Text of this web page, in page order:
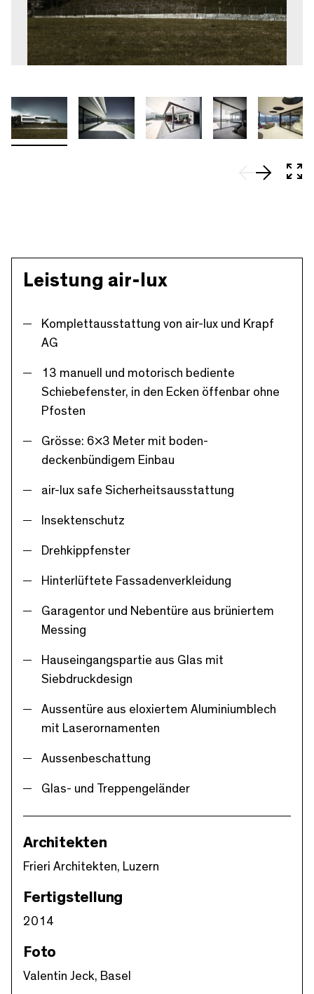
Leistung air-lux
Komplettausstattung von air-lux und Krapf
AG
13 manuell und motorisch bediente
Schiebefenster, in den Ecken öffenbar ohne
Pfosten
Grösse: 6×3 Meter mit boden-
deckenbündigem Einbau
air-lux safe Sicherheitsausstattung
Insektenschutz
Drehkippfenster
Hinterlüftete Fassadenverkleidung
Garagentor und Nebentüre aus brüniertem
Messing
Hauseingangspartie aus Glas mit
Siebdruckdesign
Aussentüre aus eloxiertem Aluminiumblech
mit Laserornamenten
Aussenbeschattung
Glas- und Treppengeländer
Architekten
Frieri Architekten, Luzern
Fertigstellung
2014
Foto
Valentin Jeck, Basel